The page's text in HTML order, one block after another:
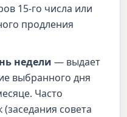
15-го числа или
продления
недели — выдает
выбранного дня
Часто
совета